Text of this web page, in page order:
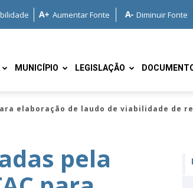
Aumentar Fonte Diminuir Fonte
MUNICÍPIO LEGISLAÇÃO
elaboração de laudo de viabilidade de
pela